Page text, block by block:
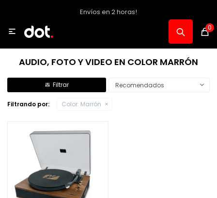
Envíos en 2 horas!
0

AUDIO, FOTO Y VIDEO EN COLOR MARRÓN
Recomendados
Filtrando por: Color: Marrón
Notebooks y PC
Informática
Audio, Foto y Video